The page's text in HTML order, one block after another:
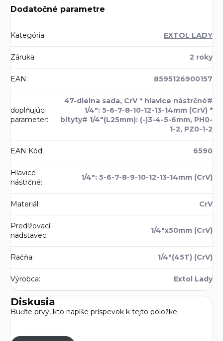
Dodatočné parametre
Kategória: EXTOL LADY
Záruka: 2 roky
EAN: 8595126900157
doplňujúci
parameter:
47-dielna sada, CrV * hlavice nástrčné#
1/4": 5-6-7-8-10-12-13-14mm (CrV) *
bityty# 1/4"(L25mm): (-)3-4-5-6mm, PH0-
1-2, PZ0-1-2
EAN Kód: 6590
Hlavice
nástrčné:
1/4": 5-6-7-8-9-10-12-13-14mm (CrV)
Materiál: CrV
Predlžovací
nadstavec:
1/4"x50mm (CrV)
Račňa: 1/4"(45T) (CrV)
Výrobca: Extol Lady
Diskusia
Buďte prvý, kto napíše príspevok k tejto položke.